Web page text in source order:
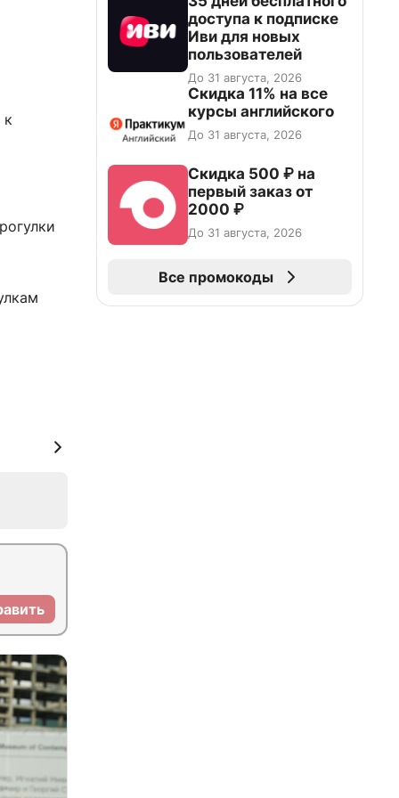
к
доступа к подписке
Иви для новых
пользователей
До 31 августа, 2026
Скидка 11% на все
курсы английского
До 31 августа, 2026
Скидка 500 ₽ на
первый заказ от
2000 ₽
До 31 августа, 2026
Все промокоды